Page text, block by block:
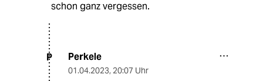
schon ganz vergessen.
P Perkele
01.04.2023, 20:07 Uhr